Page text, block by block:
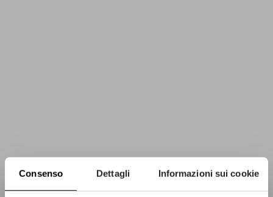
Consenso Dettagli Informazioni sui cookie